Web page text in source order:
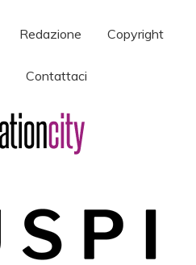
Redazione Copyright
Contattaci